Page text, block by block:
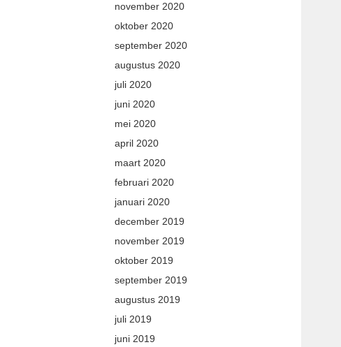
november 2020
oktober 2020
september 2020
augustus 2020
juli 2020
juni 2020
mei 2020
april 2020
maart 2020
februari 2020
januari 2020
december 2019
november 2019
oktober 2019
september 2019
augustus 2019
juli 2019
juni 2019